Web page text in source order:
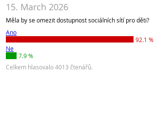
15. March 2026
Měla by se omezit dostupnost sociálních sítí pro děti?
Ano
92.1 %
Ne
7.9 %
Celkem hlasovalo 4013 čtenářů.